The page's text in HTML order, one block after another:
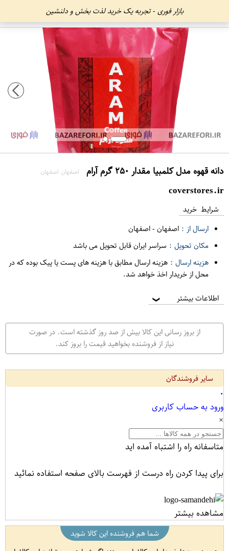
بازار فوری - تجربه یک خرید لذت بخش و دلنشین
دانه قهوه مدل کلمبیا مقدار ۲۵۰ گرم آرام اصفهان اصفهان
coverstores.ir
شرایط خرید
ارسال از : اصفهان-اصفهان
مکان تحویل : سراسر ایران قابل تحویل می باشد
هزینه ارسال : هزینه ارسال مطابق با هزینه های پست یا پیک بوده که در
محل از خریدار اخذ خواهد شد.
اطلاعات بیشتر ❯
از بروز رسانی این کالا بیش از صد روز گذشته است. در صورت
نیاز از فروشنده بخواهید قیمت را بروز کند.
سایر فروشندگان
۰
ورود به حساب کاربری
×
متاسفانه راه را اشتباه آمده اید
برای پیدا کردن راه درست از فهرست بالای صفحه استفاده نمائید
مشاهده بیشتر
شما هم فروشنده این کالا شوید